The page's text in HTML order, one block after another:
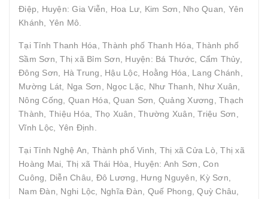
Điệp, Huyện: Gia Viễn, Hoa Lư, Kim Sơn, Nho Quan, Yên
Khánh, Yên Mô.
Tại Tỉnh Thanh Hóa, Thành phố Thanh Hóa, Thành phố
Sầm Sơn, Thị xã Bỉm Sơn, Huyện: Bá Thước, Cẩm Thủy,
Đông Sơn, Hà Trung, Hậu Lộc, Hoằng Hóa, Lang Chánh,
Mường Lát, Nga Sơn, Ngọc Lặc, Như Thanh, Như Xuân,
Nông Cống, Quan Hóa, Quan Sơn, Quảng Xương, Thạch
Thành, Thiệu Hóa, Thọ Xuân, Thường Xuân, Triệu Sơn,
Vĩnh Lộc, Yên Định.
Tại Tỉnh Nghệ An, Thành phố Vinh, Thị xã Cửa Lò, Thị xã
Hoàng Mai, Thị xã Thái Hòa, Huyện: Anh Sơn, Con
Cuông, Diễn Châu, Đô Lương, Hưng Nguyên, Kỳ Sơn,
Nam Đàn, Nghi Lộc, Nghĩa Đàn, Quế Phong, Quỳ Châu,